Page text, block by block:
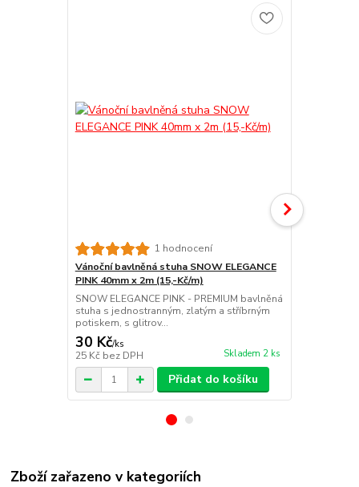
1 hodnocení
Vánoční bavlněná stuha SNOW ELEGANCE
PINK 40mm x 2m (15,-Kč/m)
SNOW ELEGANCE PINK - PREMIUM bavlněná
stuha s jednostranným, zlatým a stříbrným
potiskem, s glitrov...
30 Kč/ks
25 Kč bez DPH Skladem 2 ks
Přidat do košíku
Zboží zařazeno v kategoriích